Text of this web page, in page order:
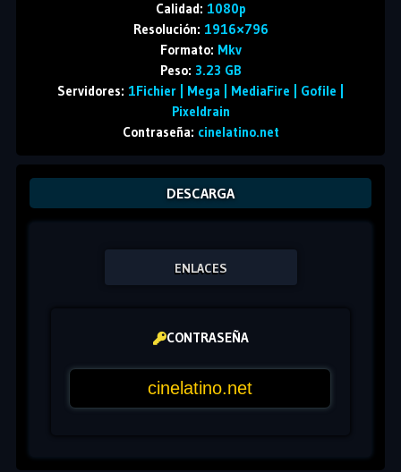
Calidad: 1080p
Resolución: 1916×796
Formato: Mkv
Peso: 3.23 GB
Servidores: 1Fichier | Mega | MediaFire | Gofile |
Pixeldrain
Contraseña: cinelatino.net
DESCARGA
ENLACES
CONTRASEÑA